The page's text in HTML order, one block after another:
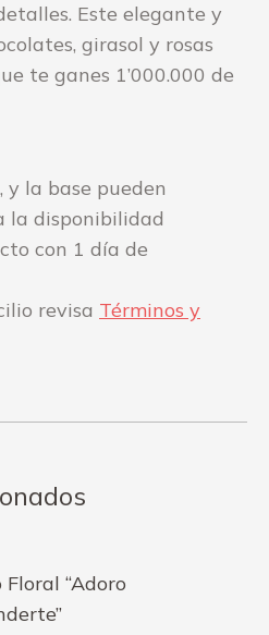
Este elegante y
girasol y rosas
te ganes 1’000.000 de
y la base pueden
la disponibilidad
con 1 día de
revisa Términos y
“Adoro